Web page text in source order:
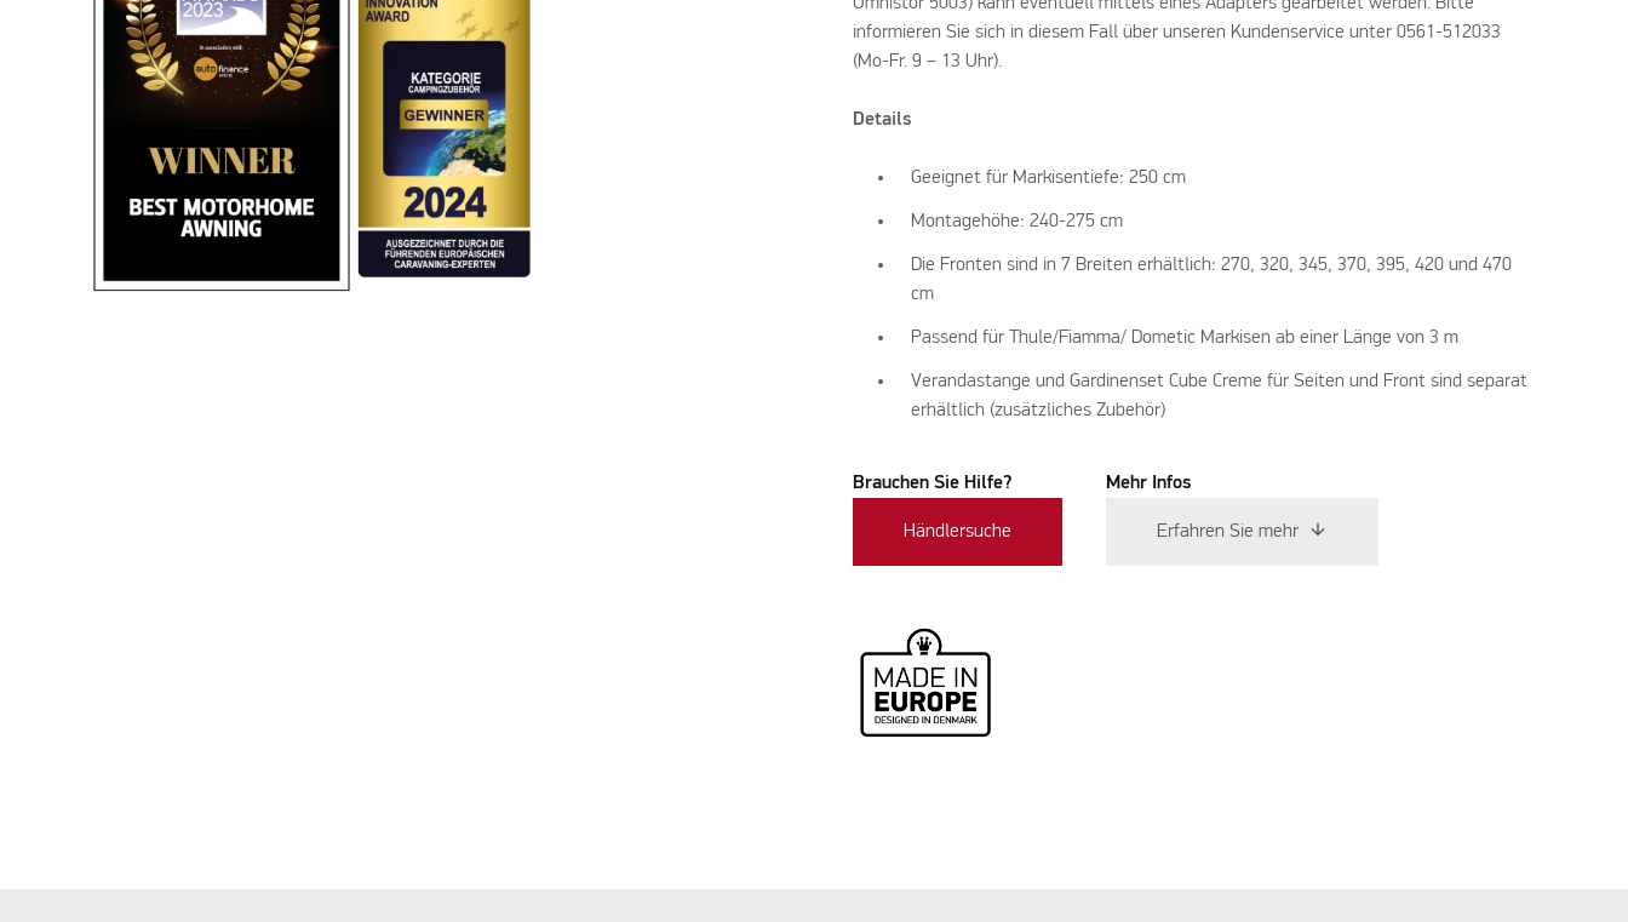
informieren Sie sich in diesem Fall über unseren Kundenservice unter 0561-512033
(Mo-Fr. 9 – 13 Uhr).
Details
Geeignet für Markisentiefe: 250 cm
Montagehöhe: 240-275 cm
Die Fronten sind in 7 Breiten erhältlich: 270, 320, 345, 370, 395, 420 und 470
cm
Passend für Thule/Fiamma/ Dometic Markisen ab einer Länge von 3 m
Verandastange und Gardinenset Cube Creme für Seiten und Front sind separat
erhältlich (zusätzliches Zubehör)
Brauchen Sie Hilfe?
Händlersuche
Mehr Infos
Erfahren Sie mehr